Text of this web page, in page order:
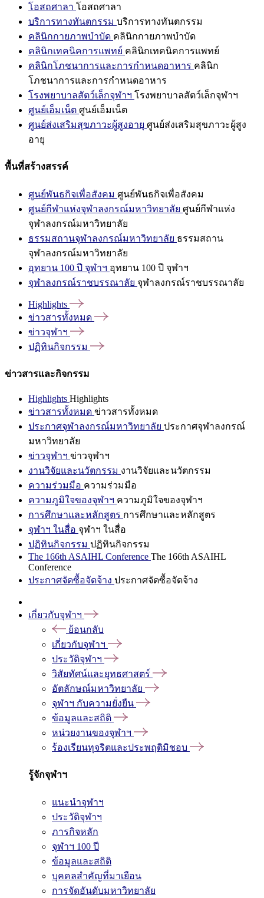
โอสถศาลา โอสถศาลา
บริการทางทันตกรรม บริการทางทันตกรรม
คลินิกกายภาพบำบัด คลินิกกายภาพบำบัด
คลินิกเทคนิคการแพทย์ คลินิกเทคนิคการแพทย์
คลินิกโภชนาการและการกำหนดอาหาร คลินิก
โภชนาการและการกำหนดอาหาร
โรงพยาบาลสัตว์เล็กจุฬาฯ โรงพยาบาลสัตว์เล็กจุฬาฯ
ศูนย์เอ็มเน็ต ศูนย์เอ็มเน็ต
ศูนย์ส่งเสริมสุขภาวะผู้สูงอายุ ศูนย์ส่งเสริมสุขภาวะผู้สูง
อายุ
พื้นที่สร้างสรรค์
ศูนย์พันธกิจเพื่อสังคม ศูนย์พันธกิจเพื่อสังคม
ศูนย์กีฬาแห่งจุฬาลงกรณ์มหาวิทยาลัย ศูนย์กีฬาแห่ง
จุฬาลงกรณ์มหาวิทยาลัย
ธรรมสถานจุฬาลงกรณ์มหาวิทยาลัย ธรรมสถาน
จุฬาลงกรณ์มหาวิทยาลัย
อุทยาน 100 ปี จุฬาฯ อุทยาน 100 ปี จุฬาฯ
จุฬาลงกรณ์ราชบรรณาลัย จุฬาลงกรณ์ราชบรรณาลัย
Highlights
ข่าวสารทั้งหมด
ข่าวจุฬาฯ
ปฏิทินกิจกรรม
ข่าวสารและกิจกรรม
Highlights Highlights
ข่าวสารทั้งหมด ข่าวสารทั้งหมด
ประกาศจุฬาลงกรณ์มหาวิทยาลัย ประกาศจุฬาลงกรณ์
มหาวิทยาลัย
ข่าวจุฬาฯ ข่าวจุฬาฯ
งานวิจัยและนวัตกรรม งานวิจัยและนวัตกรรม
ความร่วมมือ ความร่วมมือ
ความภูมิใจของจุฬาฯ ความภูมิใจของจุฬาฯ
การศึกษาและหลักสูตร การศึกษาและหลักสูตร
จุฬาฯ ในสื่อ จุฬาฯ ในสื่อ
ปฏิทินกิจกรรม ปฏิทินกิจกรรม
The 166th ASAIHL Conference The 166th ASAIHL
Conference
ประกาศจัดซื้อจัดจ้าง ประกาศจัดซื้อจัดจ้าง
เกี่ยวกับจุฬาฯ
ย้อนกลับ
เกี่ยวกับจุฬาฯ
ประวัติจุฬาฯ
วิสัยทัศน์และยุทธศาสตร์
อัตลักษณ์มหาวิทยาลัย
จุฬาฯ กับความยั่งยืน
ข้อมูลและสถิติ
หน่วยงานของจุฬาฯ
ร้องเรียนทุจริตและประพฤติมิชอบ
รู้จักจุฬาฯ
แนะนำจุฬาฯ
ประวัติจุฬาฯ
ภารกิจหลัก
จุฬาฯ 100 ปี
ข้อมูลและสถิติ
บุคคลสำคัญที่มาเยือน
การจัดอันดับมหาวิทยาลัย